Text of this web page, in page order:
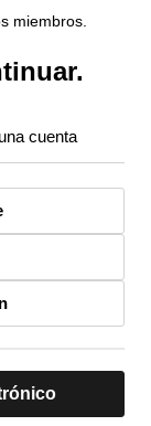
miembros.
cuenta